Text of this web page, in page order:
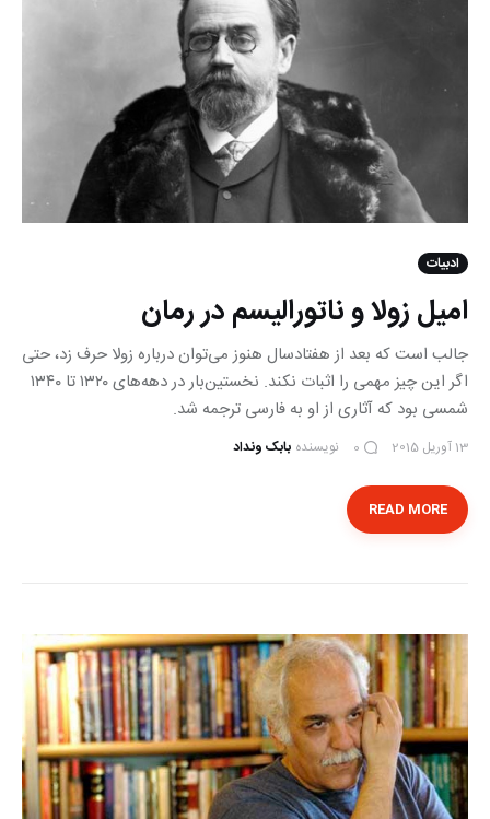
ادبیات
امیل زولا و ناتورالیسم در رمان
جالب است که بعد از هفتادسال هنوز می‌توان درباره زولا حرف زد، حتی
اگر این چیز مهمی را اثبات نکند. نخستین‌بار در دهه‌های ١٣٢٠ تا ١٣٤٠
شمسی بود که آثاری از او به فارسی ترجمه شد.
13 آوریل 2015 0 نویسنده بابک ونداد
READ MORE